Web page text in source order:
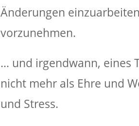
Änderungen
vorzunehmen.
… und irgendwann, eines
nicht mehr als Ehre und
und Stress.